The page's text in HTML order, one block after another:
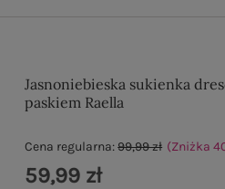
Jasnoniebieska sukienka
paskiem Raella
Cena regularna:99,99 zł (Zniżka
59,99 zł